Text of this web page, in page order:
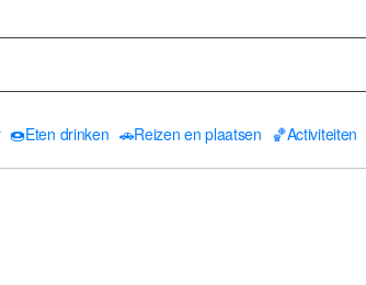
🍩Eten drinken 🚗Reizen en plaatsen 🏀Activiteiten